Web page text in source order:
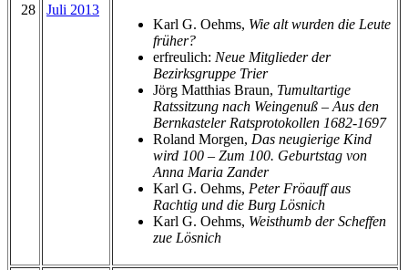
28
Juli 2013
Karl G. Oehms, Wie alt wurden die Leute
früher?
erfreulich: Neue Mitglieder der
Bezirksgruppe Trier
Jörg Matthias Braun, Tumultartige
Ratssitzung nach Weingenuß – Aus den
Bernkasteler Ratsprotokollen 1682-1697
Roland Morgen, Das neugierige Kind
wird 100 – Zum 100. Geburtstag von
Anna Maria Zander
Karl G. Oehms, Peter Fröauff aus
Rachtig und die Burg Lösnich
Karl G. Oehms, Weisthumb der Scheffen
zue Lösnich